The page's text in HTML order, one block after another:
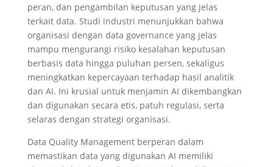
peran, dan pengambilan keputusan yang jelas
terkait data. Studi industri menunjukkan bahwa
organisasi dengan data governance yang jelas
mampu mengurangi risiko kesalahan keputusan
berbasis data hingga puluhan persen, sekaligus
meningkatkan kepercayaan terhadap hasil analitik
dan AI. Ini krusial untuk menjamin AI dikembangkan
dan digunakan secara etis, patuh regulasi, serta
selaras dengan strategi organisasi.
Data Quality Management berperan dalam
memastikan data yang digunakan AI memiliki